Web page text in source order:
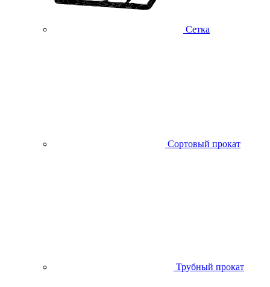
Сетка
Сортовый прокат
Трубный прокат